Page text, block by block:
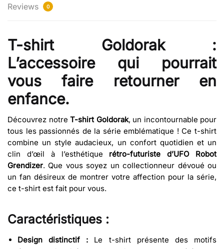
Reviews 0
T-shirt Goldorak :
L’accessoire qui pourrait
vous faire retourner en
enfance.
Découvrez notre T-shirt Goldorak, un incontournable pour
tous les passionnés de la série emblématique ! Ce t-shirt
combine un style audacieux, un confort quotidien et un
clin d’œil à l’esthétique rétro-futuriste d’UFO Robot
Grendizer. Que vous soyez un collectionneur dévoué ou
un fan désireux de montrer votre affection pour la série,
ce t-shirt est fait pour vous.
Caractéristiques :
Design distinctif : Le t-shirt présente des motifs